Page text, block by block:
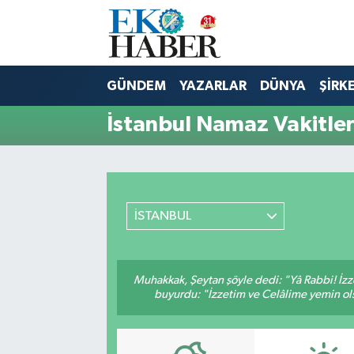
GÜNDEM YAZARLAR DÜNYA
İstanbul Namaz
İSTANBUL
Muhakkak, Şeytan şöyle dedi: "Yâ Rabbi!
buyurdu: "İzzetim ve Celâlime yemin
Hava Durumu
Son Dakika Haberleri
Haber Arşivi